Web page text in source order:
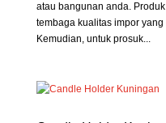
atau bangunan anda.
tembaga kualitas impor
Kemudian, untuk prosuk...